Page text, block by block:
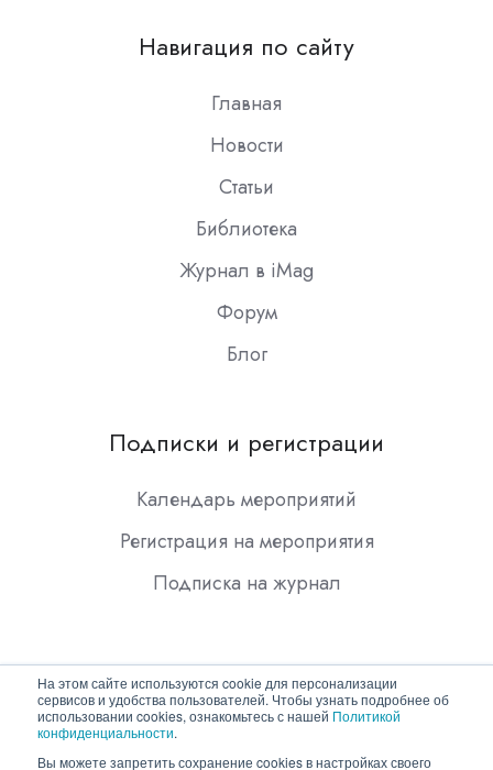
На этом сайте используются cookie для персонализации
сервисов и удобства пользователей. Чтобы узнать подробнее об
использовании cookies, ознакомьтесь с нашей Политикой
конфиденциальности.
Вы можете запретить сохранение cookies в настройках своего
Slack
Навигация по сайту
Главная
Новости
Статьи
Библиотека
Журнал в iMag
Форум
Блог
Подписки и регистрации
Календарь мероприятий
Регистрация на мероприятия
Подписка на журнал
Copyright © 2026 ООО "Гротек"